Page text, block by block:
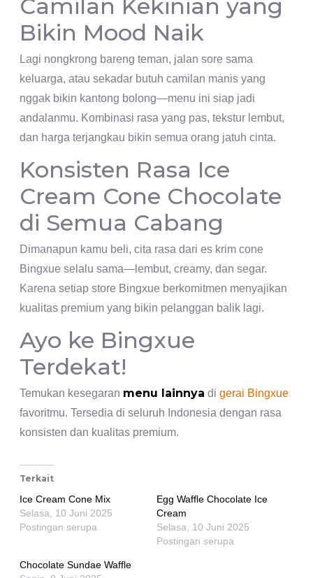
Camilan Kekinian yang
Bikin Mood Naik
Lagi nongkrong bareng teman, jalan sore sama
keluarga, atau sekadar butuh camilan manis yang
nggak bikin kantong bolong—menu ini siap jadi
andalanmu. Kombinasi rasa yang pas, tekstur lembut,
dan harga terjangkau bikin semua orang jatuh cinta.
Konsisten Rasa Ice
Cream Cone Chocolate
di Semua Cabang
Dimanapun kamu beli, cita rasa dari es krim cone
Bingxue selalu sama—lembut, creamy, dan segar.
Karena setiap store Bingxue berkomitmen menyajikan
kualitas premium yang bikin pelanggan balik lagi.
Ayo ke Bingxue
Terdekat!
Temukan kesegaran menu lainnya di gerai Bingxue
favoritmu. Tersedia di seluruh Indonesia dengan rasa
konsisten dan kualitas premium.
Terkait
Ice Cream Cone Mix
Selasa, 10 Juni 2025
Postingan serupa
Egg Waffle Chocolate Ice
Cream
Selasa, 10 Juni 2025
Postingan serupa
Chocolate Sundae Waffle